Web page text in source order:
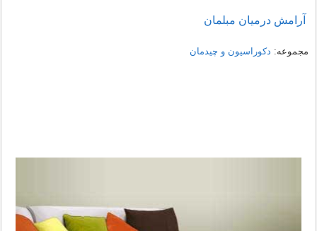
آرامش درمیان مبلمان
مجموعه: دکوراسیون و چیدمان